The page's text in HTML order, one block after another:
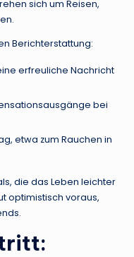
sich um Reisen,
Berichterstattung:
erfreuliche Nachricht
bei
etwa zum Rauchen in
die das Leben leichter
optimistisch voraus,